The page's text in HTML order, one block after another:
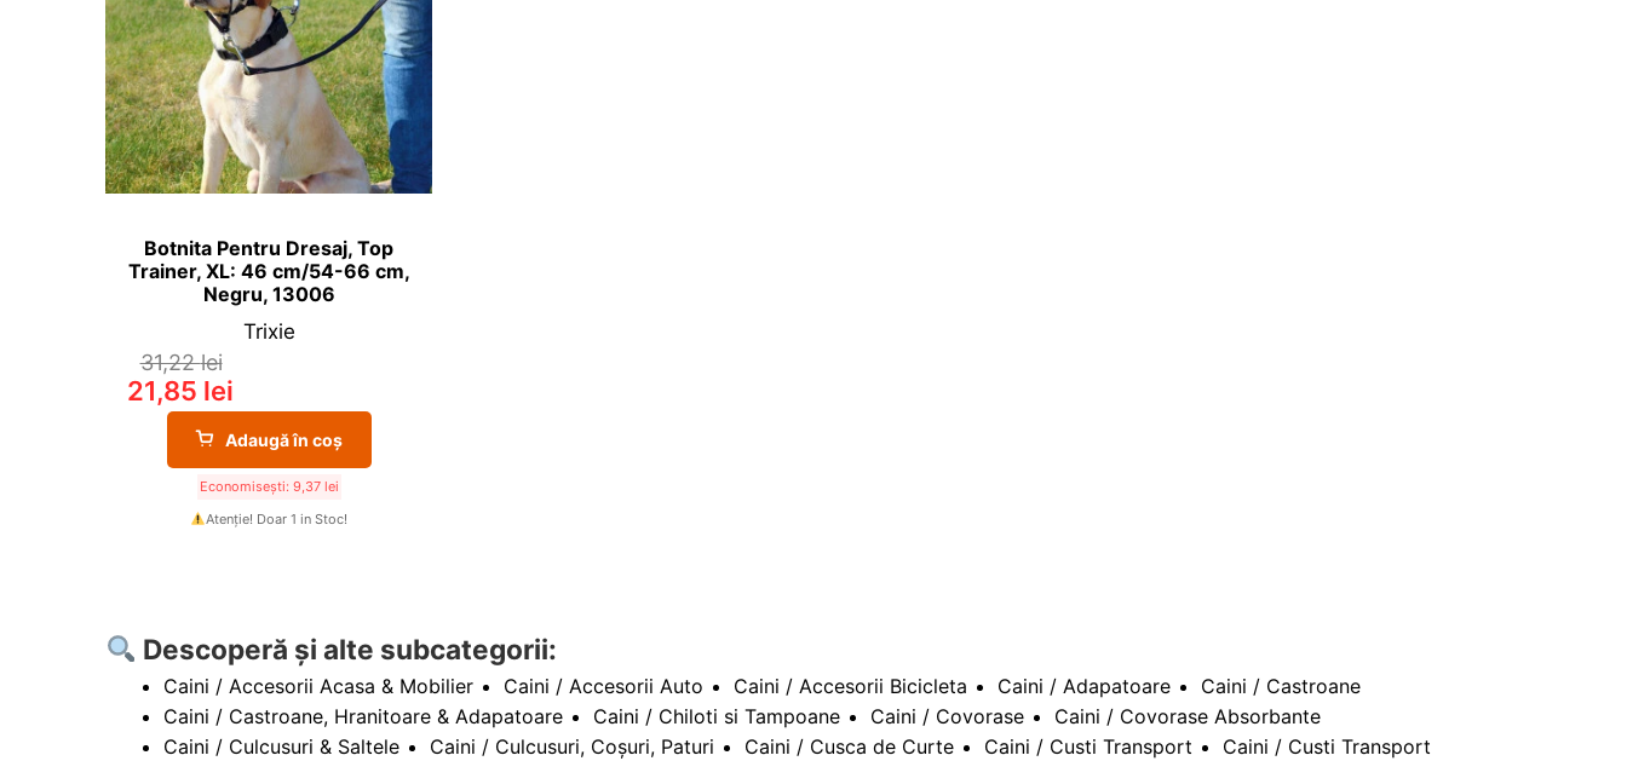
Botnita Pentru Dresaj, Top
Trainer, XL: 46 cm/54-66 cm,
Negru, 13006
Trixie
31,22lei
21,85 lei
Adaugă în coș
Economisești: 9,37 lei
Atenție! Doar 1 in Stoc!
Descoperă și alte subcategorii:
Caini / Accesorii Acasa & Mobilier Caini / Accesorii Auto Caini / Accesorii Bicicleta Caini / Adapatoare
Caini / Castroane
Caini / Castroane, Hranitoare & Adapatoare
Caini / Chiloti si Tampoane Caini / Covorase
Caini / Covorase Absorbante
Caini / Culcusuri & Saltele
Caini / Culcusuri, Coșuri, Paturi Caini / Cusca de Curte Caini / Custi Transport
Caini / Custi Transport